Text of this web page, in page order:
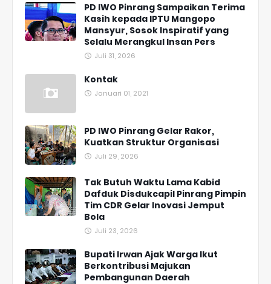
PD IWO Pinrang Sampaikan Terima
Kasih kepada IPTU Mangopo
Mansyur, Sosok Inspiratif yang
Selalu Merangkul Insan Pers
Juli 31, 2026
Kontak
Januari 01, 2021
PD IWO Pinrang Gelar Rakor,
Kuatkan Struktur Organisasi
Juli 29, 2026
Tak Butuh Waktu Lama Kabid
Dafduk Disdukcapil Pinrang Pimpin
Tim CDR Gelar Inovasi Jemput
Bola
Juli 23, 2026
Bupati Irwan Ajak Warga Ikut
Berkontribusi Majukan
Pembangunan Daerah